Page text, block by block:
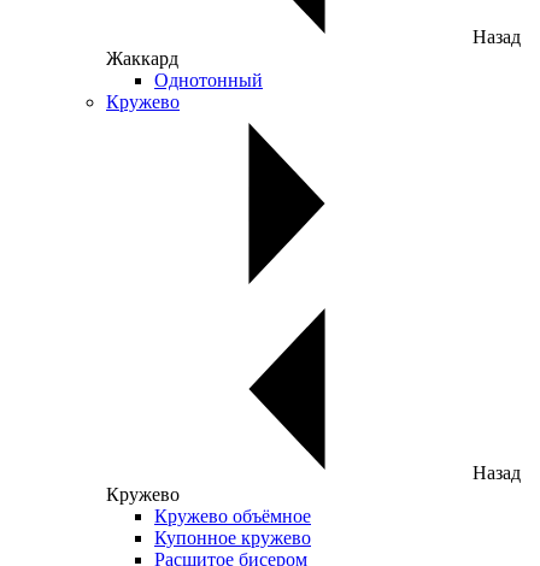
Назад
Жаккард
Однотонный
Кружево
Назад
Кружево
Кружево объёмное
Купонное кружево
Расшитое бисером